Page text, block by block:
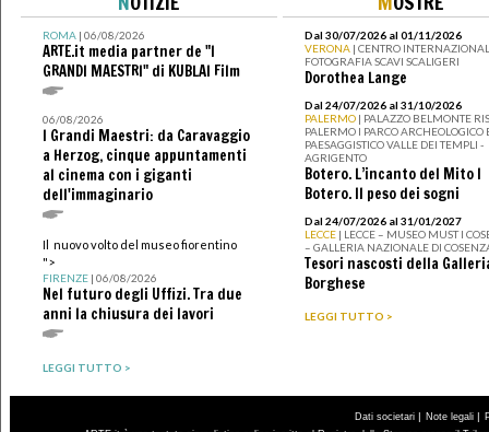
ROMA| 06/08/2026
ARTE.it media partner de "I
GRANDI MAESTRI" di KUBLAI Film
06/08/2026
I Grandi Maestri: da Caravaggio
a Herzog, cinque appuntamenti
al cinema con i giganti
dell'immaginario
Il nuovo volto del museo fiorentino
">
FIRENZE| 06/08/2026
Nel futuro degli Uffizi. Tra due
anni la chiusura dei lavori
LEGGI TUTTO >
Dal 30/07/2026 al 01/11/2026
VERONA | CENTRO
FOTOGRAFIA SCAVI SCALIGERI
Dorothea Lange
Dal 24/07/2026 al 31/10/2026
PALERMO | PALAZZO BELMONTE
PALERMO I PARCO ARCHEOLOGICO
PAESAGGISTICO VALLE DEI TEMPLI -
AGRIGENTO
Botero. L’incanto del Mito I
Botero. Il peso dei sogni
Dal 24/07/2026 al 31/01/2027
LECCE | LECCE – MUSEO MUST I
– GALLERIA NAZIONALE DI
Tesori nascosti della
Borghese
LEGGI TUTTO >
Dati societari Note legali